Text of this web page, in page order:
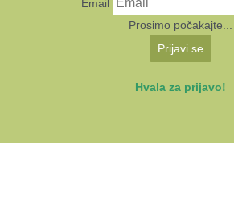
Email
Prosimo počakajte...
Prijavi se
Hvala za prijavo!